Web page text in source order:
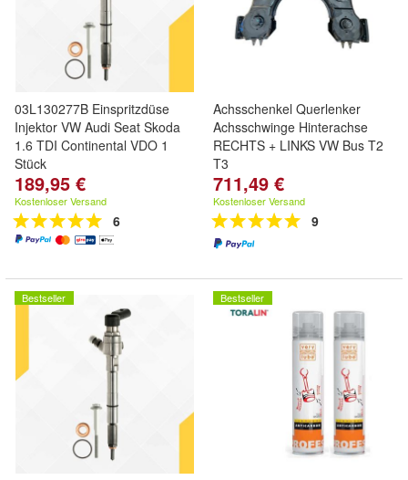
03L130277B Einspritzdüse
Injektor VW Audi Seat Skoda
1.6 TDI Continental VDO 1
Stück
189,95 €
Kostenloser Versand
6
Achsschenkel Querlenker
Achsschwinge Hinterachse
RECHTS + LINKS VW Bus T2
T3
711,49 €
Kostenloser Versand
9
Bestseller Bestseller